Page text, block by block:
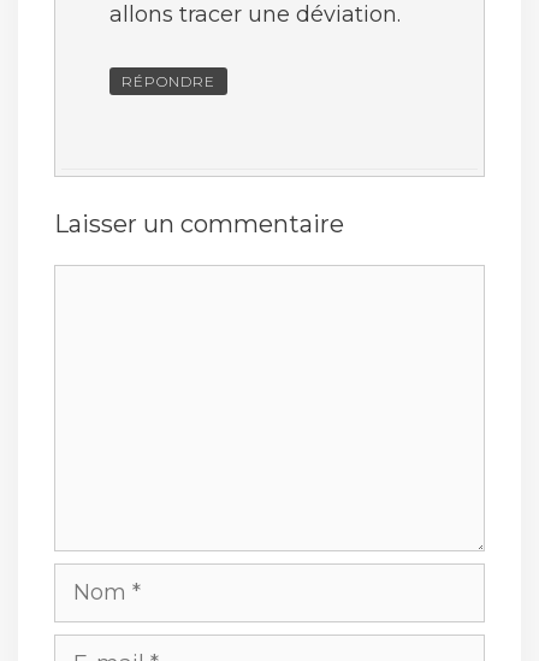
allons tracer une déviation.
RÉPONDRE
Laisser un commentaire
Nom
E-